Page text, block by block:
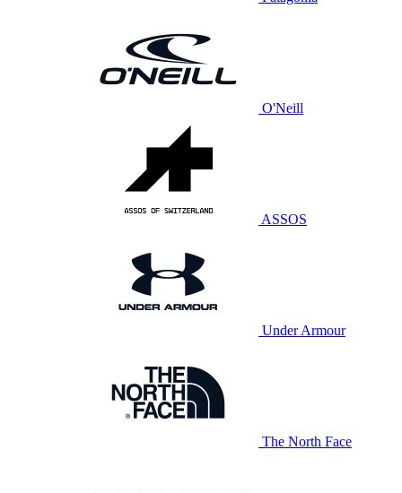
O'Neill
ASSOS
Under Armour
The North Face